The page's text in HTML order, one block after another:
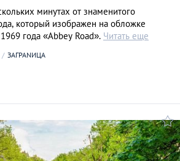
минутах от знаменитого
который изображен на обложке
года «Abbey Road». Читать еще
ЗАГРАNИЦА